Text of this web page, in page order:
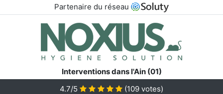
Partenaire du réseau
Interventions dans l'Ain (01)
4.7/5
(109 votes)